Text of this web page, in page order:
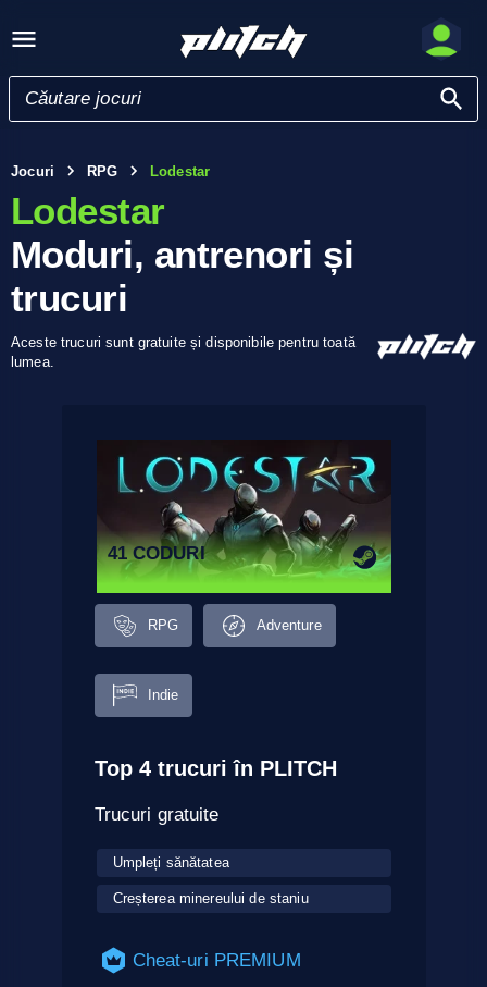
Jocuri RPG Lodestar
Lodestar
Moduri, antrenori și
trucuri
Aceste trucuri sunt gratuite și disponibile pentru toată
lumea.
41 CODURI
RPG Adventure
Indie
Top 4 trucuri în PLITCH
Trucuri gratuite
Umpleți sănătatea
Creșterea minereului de staniu
Cheat-uri PREMIUM